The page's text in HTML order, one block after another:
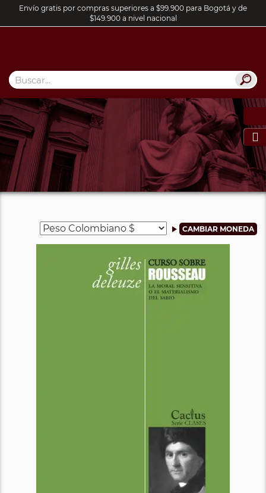
Envío gratis por compras superiores a $99.900 para Bogotá y de
$149.900 a nivel nacional
